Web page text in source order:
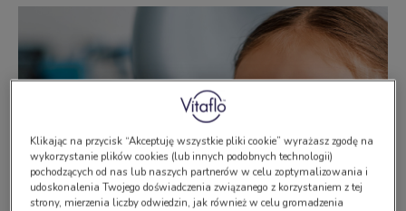
Klikając na przycisk “Akceptuję wszystkie pliki cookie” wyrażasz zgodę na
wykorzystanie plików cookies (lub innych podobnych technologii)
pochodzących od nas lub naszych partnerów w celu zoptymalizowania i
udoskonalenia Twojego doświadczenia związanego z korzystaniem z tej
strony, mierzenia liczby odwiedzin, jak również w celu gromadzenia